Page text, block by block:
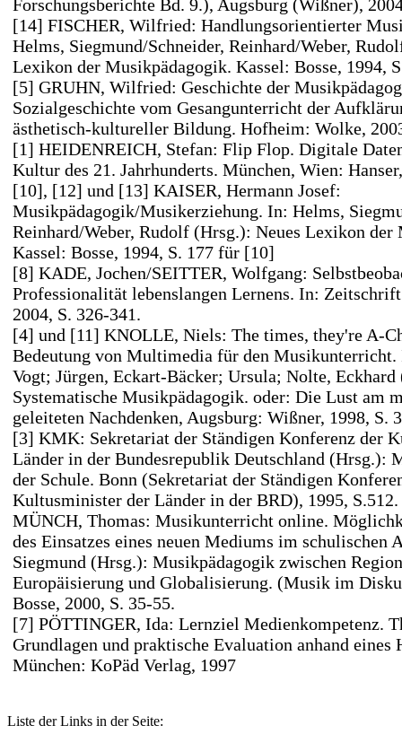
Forschungsberichte Bd. 9.), Augsburg (Wißner),
[14] FISCHER, Wilfried: Handlungsorientierter
Helms, Siegmund/Schneider, Reinhard/Weber,
Lexikon der Musikpädagogik. Kassel: Bosse, 1994,
[5] GRUHN, Wilfried: Geschichte der
Sozialgeschichte vom Gesangunterricht der
ästhetisch-kultureller Bildung. Hofheim: Wolke,
[1] HEIDENREICH, Stefan: Flip Flop. Digitale
Kultur des 21. Jahrhunderts. München, Wien:
[10], [12] und [13] KAISER, Hermann Josef:
Musikpädagogik/Musikerziehung. In: Helms,
Reinhard/Weber, Rudolf (Hrsg.): Neues Lexikon der
Kassel: Bosse, 1994, S. 177 für [10]
[8] KADE, Jochen/SEITTER, Wolfgang:
Professionalität lebenslangen Lernens. In:
2004, S. 326-341.
[4] und [11] KNOLLE, Niels: The times, they're A-
Bedeutung von Multimedia für den
Vogt; Jürgen, Eckart-Bäcker; Ursula; Nolte, Eckhard
Systematische Musikpädagogik. oder: Die Lust am
geleiteten Nachdenken, Augsburg: Wißner, 1998, S.
[3] KMK: Sekretariat der Ständigen Konferenz der
Länder in der Bundesrepublik Deutschland (Hrsg.):
der Schule. Bonn (Sekretariat der Ständigen
Kultusminister der Länder in der BRD), 1995, S.512.
MÜNCH, Thomas: Musikunterricht online.
des Einsatzes eines neuen Mediums im schulischen
Siegmund (Hrsg.): Musikpädagogik zwischen
Europäisierung und Globalisierung. (Musik im
Bosse, 2000, S. 35-55.
[7] PÖTTINGER, Ida: Lernziel Medienkompetenz.
Grundlagen und praktische Evaluation anhand eines
München: KoPäd Verlag, 1997
Liste der Links in der Seite: